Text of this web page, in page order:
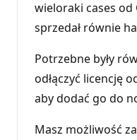
wieloraki cases
sprzedał równie
Potrzebne były
odłączyć licencję
aby dodać go do
Masz możliwość